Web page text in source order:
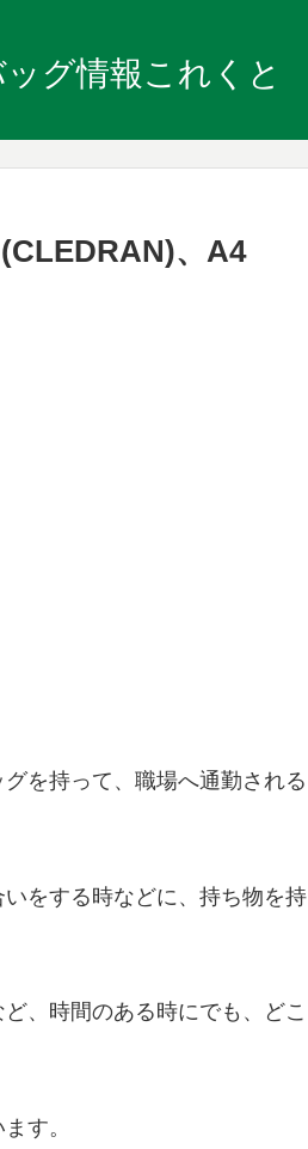
ッグ情報これくと
、A4
を持って、職場へ通勤される
をする時などに、持ち物を持
、時間のある時にでも、どこ
す。